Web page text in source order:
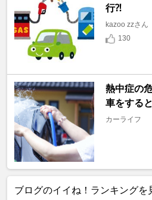
行⁈
kazoo zzさん
130
熱中症の
車をする
カーライフ
ブログのイイね！ランキングを